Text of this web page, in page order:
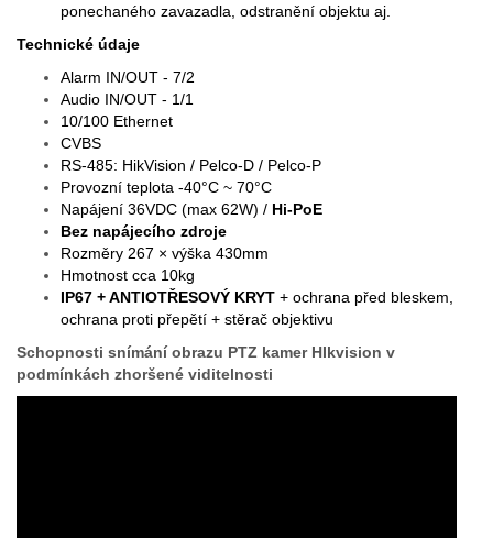
ponechaného zavazadla, odstranění objektu aj.
Technické údaje
Alarm IN/OUT - 7/2
Audio IN/OUT - 1/1
10/100 Ethernet
CVBS
RS-485: HikVision / Pelco-D / Pelco-P
Provozní teplota -40°C ~ 70°C
Napájení 36VDC (max 62W) / Hi-PoE
Bez napájecího zdroje
Rozměry 267 × výška 430mm
Hmotnost cca 10kg
IP67 + ANTIOTŘESOVÝ KRYT + ochrana před bleskem,
ochrana proti přepětí + stěrač objektivu
Schopnosti snímání obrazu PTZ kamer HIkvision v
podmínkách zhoršené viditelnosti